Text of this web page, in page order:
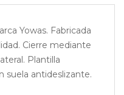
Yowas. Fabricada
Cierre mediante
Plantilla
suela antideslizante.